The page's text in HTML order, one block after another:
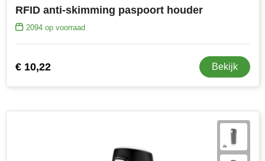
RFID anti-skimming paspoort houder
2094op voorraad
€ 10,22 Bekijk